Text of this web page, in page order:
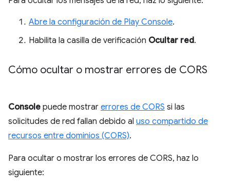
Abre la configuración de Play Console.
Habilita la casilla de verificación Ocultar red.
Cómo ocultar o mostrar errores de CORS
Console puede mostrar errores de CORS si las
solicitudes de red fallan debido al uso compartido de
recursos entre dominios (CORS).
Para ocultar o mostrar los errores de CORS, haz lo
siguiente: